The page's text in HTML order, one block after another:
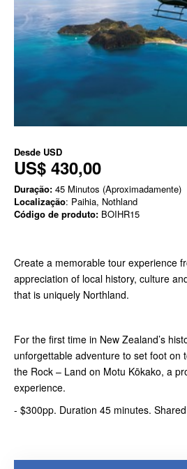
Desde USD
US$ 430,00
Duração: 45 Minutos (Aproximadamente)
Localização: Paihia, Nothland
Código de produto: BOIHR15
Create a memorable tour experience
appreciation of local history, culture
that is uniquely Northland.
For the first time in New Zealand’s
unforgettable adventure to set foot on
the Rock – Land on Motu Kōkako, a
experience.
- $300pp. Duration 45 minutes.